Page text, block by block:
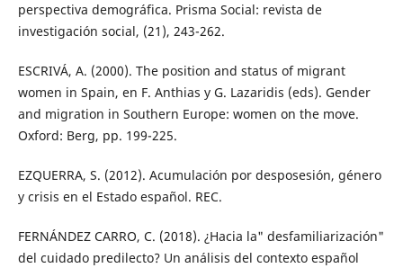
perspectiva demográfica. Prisma Social: revista de
investigación social, (21), 243-262.
ESCRIVÁ, A. (2000). The position and status of migrant
women in Spain, en F. Anthias y G. Lazaridis (eds). Gender
and migration in Southern Europe: women on the move.
Oxford: Berg, pp. 199-225.
EZQUERRA, S. (2012). Acumulación por desposesión, género
y crisis en el Estado español. REC.
FERNÁNDEZ CARRO, C. (2018). ¿Hacia la" desfamiliarización"
del cuidado predilecto? Un análisis del contexto español